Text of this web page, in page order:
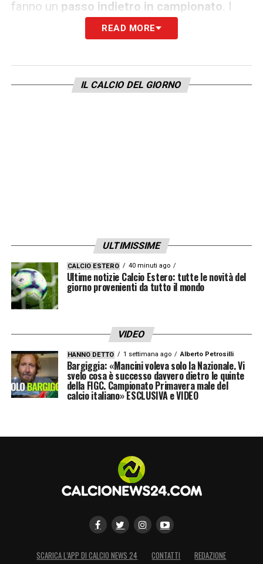
fanno un passo indietro in campionato . I
perdono 4-3 contro il
Spursfanno 1-1 contro il
. IlChelseaintanto vince contro
Liverpoolgià con il titolo in tasca e fanno
West Ham-Tottenham 1-1(15′ Odobert [T],
28 Bowen)
Chelsea-Liverpool 3-1(3′ Enzo Fernandez,
56′ Quansah aut., 85′ Van Dijk, 90+6′ Palmer
LA PLAYLIST DELLE NOSTRE TOP NEWS
READ MORE
IL CALCIO DEL GIORNO
ULTIMISSIME
CALCIO ESTERO 40 minuti ago
Ultime notizie Calcio Estero: tutte le novità del
giorno provenienti da tutto il mondo
VIDEO
HANNO DETTO 1 settimana ago Alberto Petrosilli
Bargiggia: «Mancini voleva solo la Nazionale. Vi
svelo cosa è successo davvero dietro le quinte
della FIGC. Campionato Primavera male del
calcio italiano» ESCLUSIVA e VIDEO
SCARICA L’APP DI CALCIO NEWS 24 CONTATTI REDAZIONE